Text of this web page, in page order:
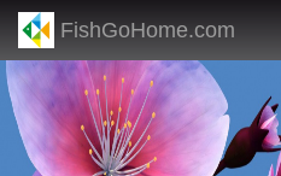
FishGoHome.com